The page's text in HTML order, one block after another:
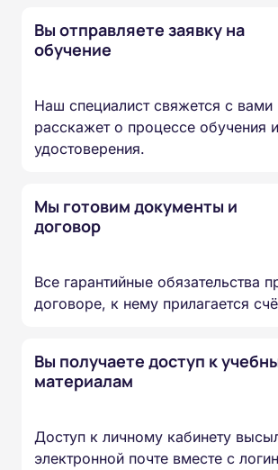
Вы отправляете заявку на
обучение
Наш специалист свяжется с
расскажет о процессе обучения
удостоверения.
Мы готовим документы и
договор
Все гарантийные обязательства
договоре, к нему прилагается
Вы получаете доступ к
материалам
Доступ к личному кабинету
электронной почте вместе с